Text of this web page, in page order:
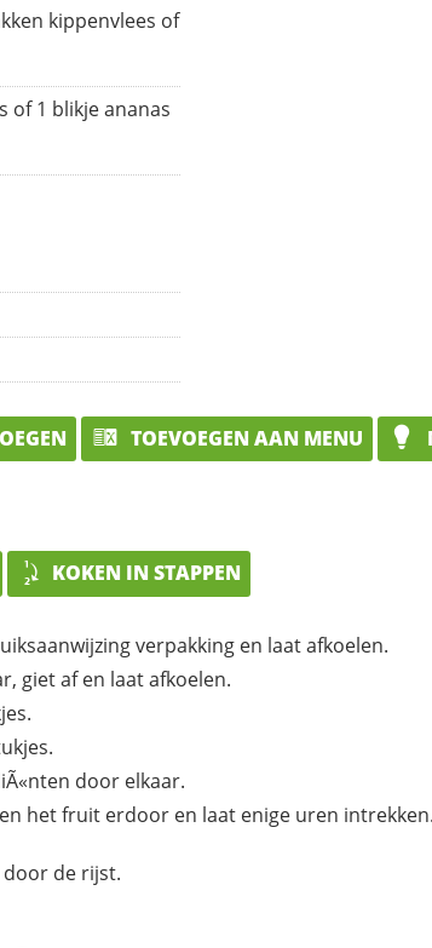
kippenvlees of
of 1 blikje ananas
TOEVOEGEN AAN MENU
KOKEN IN STAPPEN
verpakking en laat afkoelen.
giet af en laat afkoelen.
door elkaar.
het fruit erdoor en laat enige uren intrekken.
door de rijst.